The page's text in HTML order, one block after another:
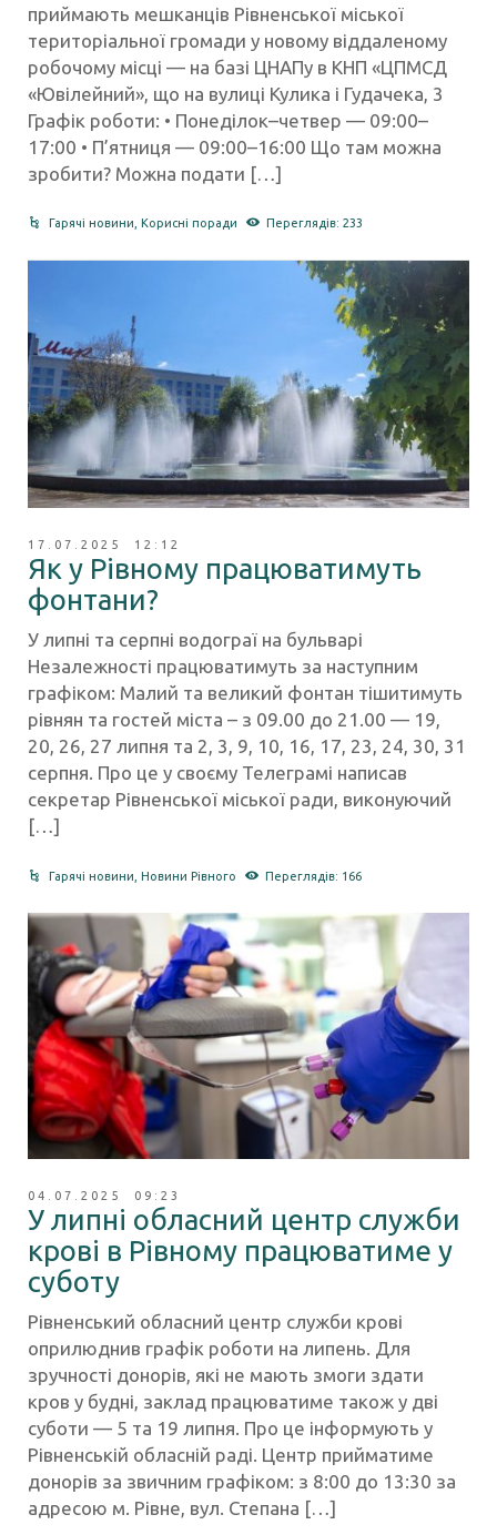
приймають мешканців Рівненської міської
територіальної громади у новому віддаленому
робочому місці — на базі ЦНАПу в КНП «ЦПМСД
«Ювілейний», що на вулиці Кулика і Гудачека, 3
Графік роботи: • Понеділок–четвер — 09:00–
17:00 • П’ятниця — 09:00–16:00 Що там можна
зробити? Можна подати […]
Гарячі новини, Корисні поради Переглядів: 233
17.07.2025 12:12
Як у Рівному працюватимуть
фонтани?
У липні та серпні водограї на бульварі
Незалежності працюватимуть за наступним
графіком: Малий та великий фонтан тішитимуть
рівнян та гостей міста – з 09.00 до 21.00 — 19,
20, 26, 27 липня та 2, 3, 9, 10, 16, 17, 23, 24, 30, 31
серпня. Про це у своєму Телеграмі написав
секретар Рівненської міської ради, виконуючий
[…]
Гарячі новини ,Новини Рівного Переглядів: 166
04.07.2025 09:23
У липні обласний центр служби
крові в Рівному працюватиме у
суботу
Рівненський обласний центр служби крові
оприлюднив графік роботи на липень. Для
зручності донорів, які не мають змоги здати
кров у будні, заклад працюватиме також у дві
суботи — 5 та 19 липня. Про це інформують у
Рівненській обласній раді. Центр прийматиме
донорів за звичним графіком: з 8:00 до 13:30 за
адресою м. Рівне, вул. Степана […]